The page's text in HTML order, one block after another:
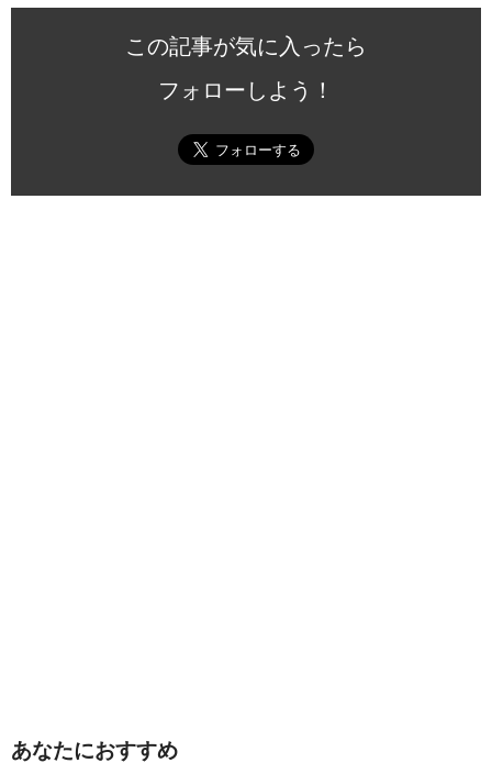
この記事が気に入ったら
フォローしよう！
あなたにおすすめ